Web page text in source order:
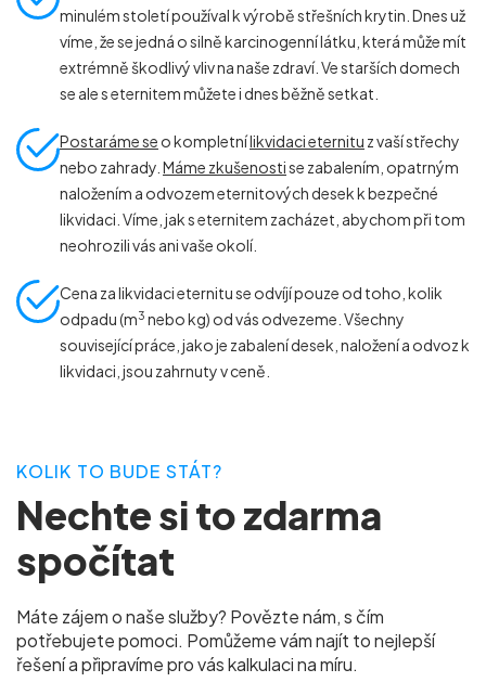
minulém století používal k výrobě střešních krytin. Dnes už
víme, že se jedná o silně karcinogenní látku, která může mít
extrémně škodlivý vliv na naše zdraví. Ve starších domech
se ale s eternitem můžete i dnes běžně setkat.
Postaráme se o kompletnílikvidaci eternitu z vaší střechy
nebo zahrady. Máme zkušenostise zabalením, opatrným
naložením a odvozem eternitových desek k bezpečné
likvidaci. Víme, jak s eternitem zacházet, abychom při tom
neohrozili vás ani vaše okolí.
Cena za likvidaci eternitu se odvíjí pouze od toho, kolik
odpadu (m3 nebo kg) od vás odvezeme. Všechny
související práce, jako je zabalení desek, naložení a odvoz k
likvidaci, jsou zahrnuty v ceně.
KOLIK TO BUDE STÁT?
Nechte si to zdarma
spočítat
Máte zájem o naše služby? Povězte nám, s čím
potřebujete pomoci. Pomůžeme vám najít to nejlepší
řešení a připravíme pro vás kalkulaci na míru.